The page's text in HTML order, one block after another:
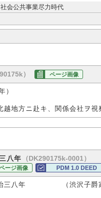
会公共事業尽力時代
） ページ画像
）
越地方ニ赴キ、関係会社ヲ
八年
（DK290175k-0001）
ージ画像 PDM 1.0 DEED
三八年 （渋沢子爵家